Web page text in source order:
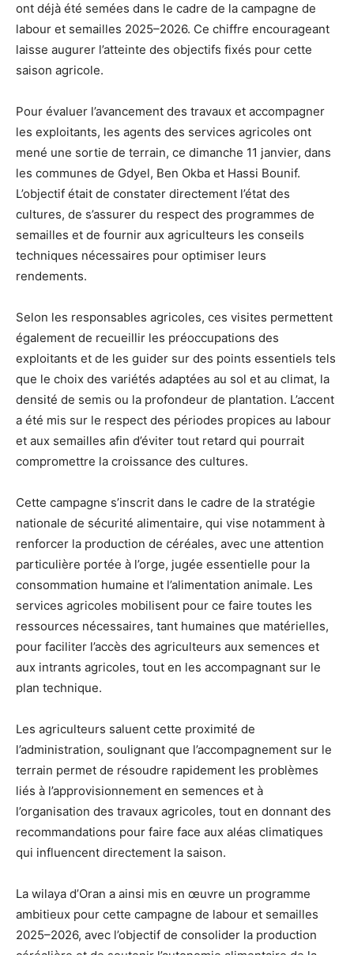
ont déjà été semées dans le cadre de la campagne de
labour et semailles 2025–2026. Ce chiffre encourageant
laisse augurer l’atteinte des objectifs fixés pour cette
saison agricole.
Pour évaluer l’avancement des travaux et accompagner
les exploitants, les agents des services agricoles ont
mené une sortie de terrain, ce dimanche 11 janvier, dans
les communes de Gdyel, Ben Okba et Hassi Bounif.
L’objectif était de constater directement l’état des
cultures, de s’assurer du respect des programmes de
semailles et de fournir aux agriculteurs les conseils
techniques nécessaires pour optimiser leurs
rendements.
Selon les responsables agricoles, ces visites permettent
également de recueillir les préoccupations des
exploitants et de les guider sur des points essentiels tels
que le choix des variétés adaptées au sol et au climat, la
densité de semis ou la profondeur de plantation. L’accent
a été mis sur le respect des périodes propices au labour
et aux semailles afin d’éviter tout retard qui pourrait
compromettre la croissance des cultures.
Cette campagne s’inscrit dans le cadre de la stratégie
nationale de sécurité alimentaire, qui vise notamment à
renforcer la production de céréales, avec une attention
particulière portée à l’orge, jugée essentielle pour la
consommation humaine et l’alimentation animale. Les
services agricoles mobilisent pour ce faire toutes les
ressources nécessaires, tant humaines que matérielles,
pour faciliter l’accès des agriculteurs aux semences et
aux intrants agricoles, tout en les accompagnant sur le
plan technique.
Les agriculteurs saluent cette proximité de
l’administration, soulignant que l’accompagnement sur le
terrain permet de résoudre rapidement les problèmes
liés à l’approvisionnement en semences et à
l’organisation des travaux agricoles, tout en donnant des
recommandations pour faire face aux aléas climatiques
qui influencent directement la saison.
La wilaya d’Oran a ainsi mis en œuvre un programme
ambitieux pour cette campagne de labour et semailles
2025–2026, avec l’objectif de consolider la production